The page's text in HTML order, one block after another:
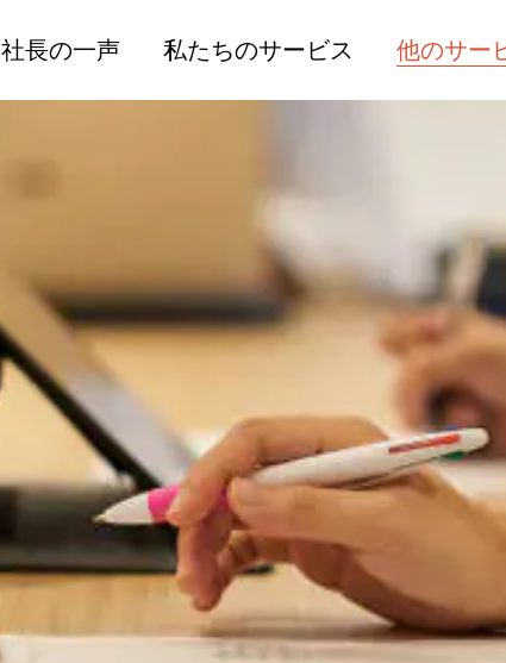
社長の一声 私たちのサービス
公開セミナーサービス
社内トレーニングサービ
ス
ISOコンサルティングサ
ービス
労働安全衛生支援サービ
ス
採用支援サービス
マネージャー研修サービ
他のサー
高度人材の
人事評価
販売促進と
人材育成
外国人社員
ティング
海外駐在
人材コンサルティングサ
個別相談サービス
ISOコンサルティングサ
ービス
労働安全衛生支援サービ
ス
採用支援サービス
マネージャー研修サービ
ス
ビザ手続きサービス
関連するトレー
販売促進と営業
人材育成サービ
外国人社員向け
ティング会社
海外駐在員管理